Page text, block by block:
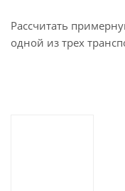
Рассчитать
одной из трех